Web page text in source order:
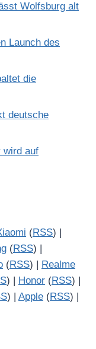
Wolfsburg alt
Launch des
die
deutsche
wird auf
(RSS) |
(RSS) |
(RSS) |
Realme
) | Honor (RSS) |
) | Apple (RSS) |